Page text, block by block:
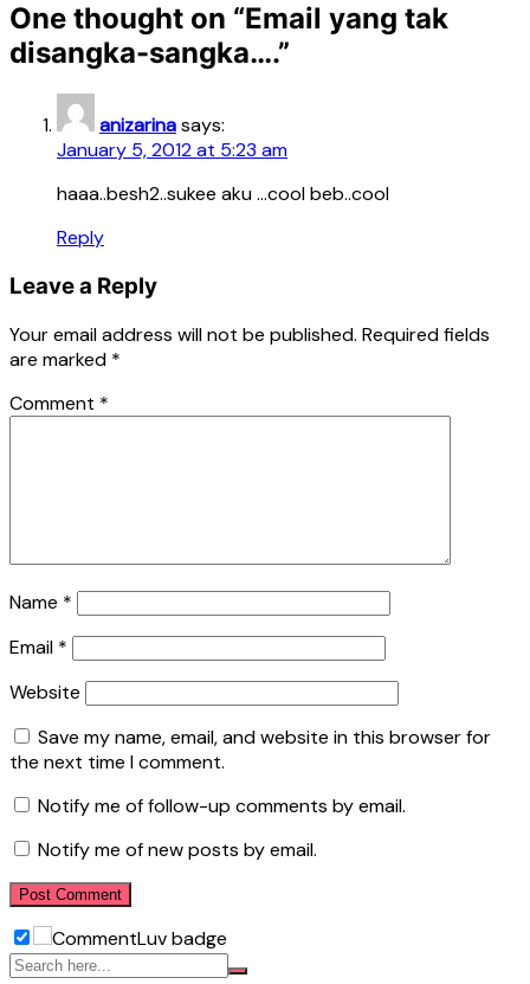
One thought on “Email yang tak
disangka-sangka….”
anizarinasays:
January 5, 2012 at 5:23 am
haaa..besh2..sukee aku …cool beb..cool
Reply
Leave a Reply
Your email address will not be published. Required fields
are marked *
Comment *
Name *
Email *
Website
Save my name, email, and website in this browser for
the next time I comment.
Notify me of follow-up comments by email.
Notify me of new posts by email.